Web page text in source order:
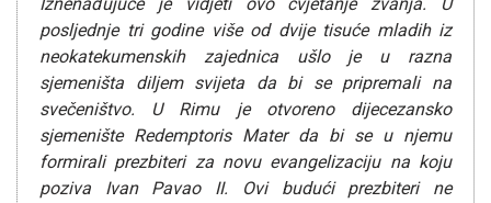
posljednje tri godine više od dvije tisuće mladih iz
neokatekumenskih zajednica ušlo je u razna
sjemeništa diljem svijeta da bi se pripremali na
svečeništvo. U Rimu je otvoreno dijecezansko
sjemenište Redemptoris Mater da bi se u njemu
formirali prezbiteri za novu evangelizaciju na koju
poziva Ivan Pavao II. Ovi budući prezbiteri ne